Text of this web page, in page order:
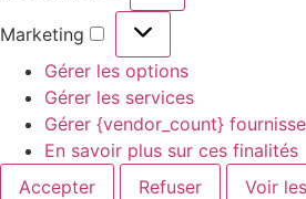
Marketing
Gérer les options
Gérer les services
Gérer {vendor_count}
En savoir plus sur ces finalités
Accepter
Refuser Voir